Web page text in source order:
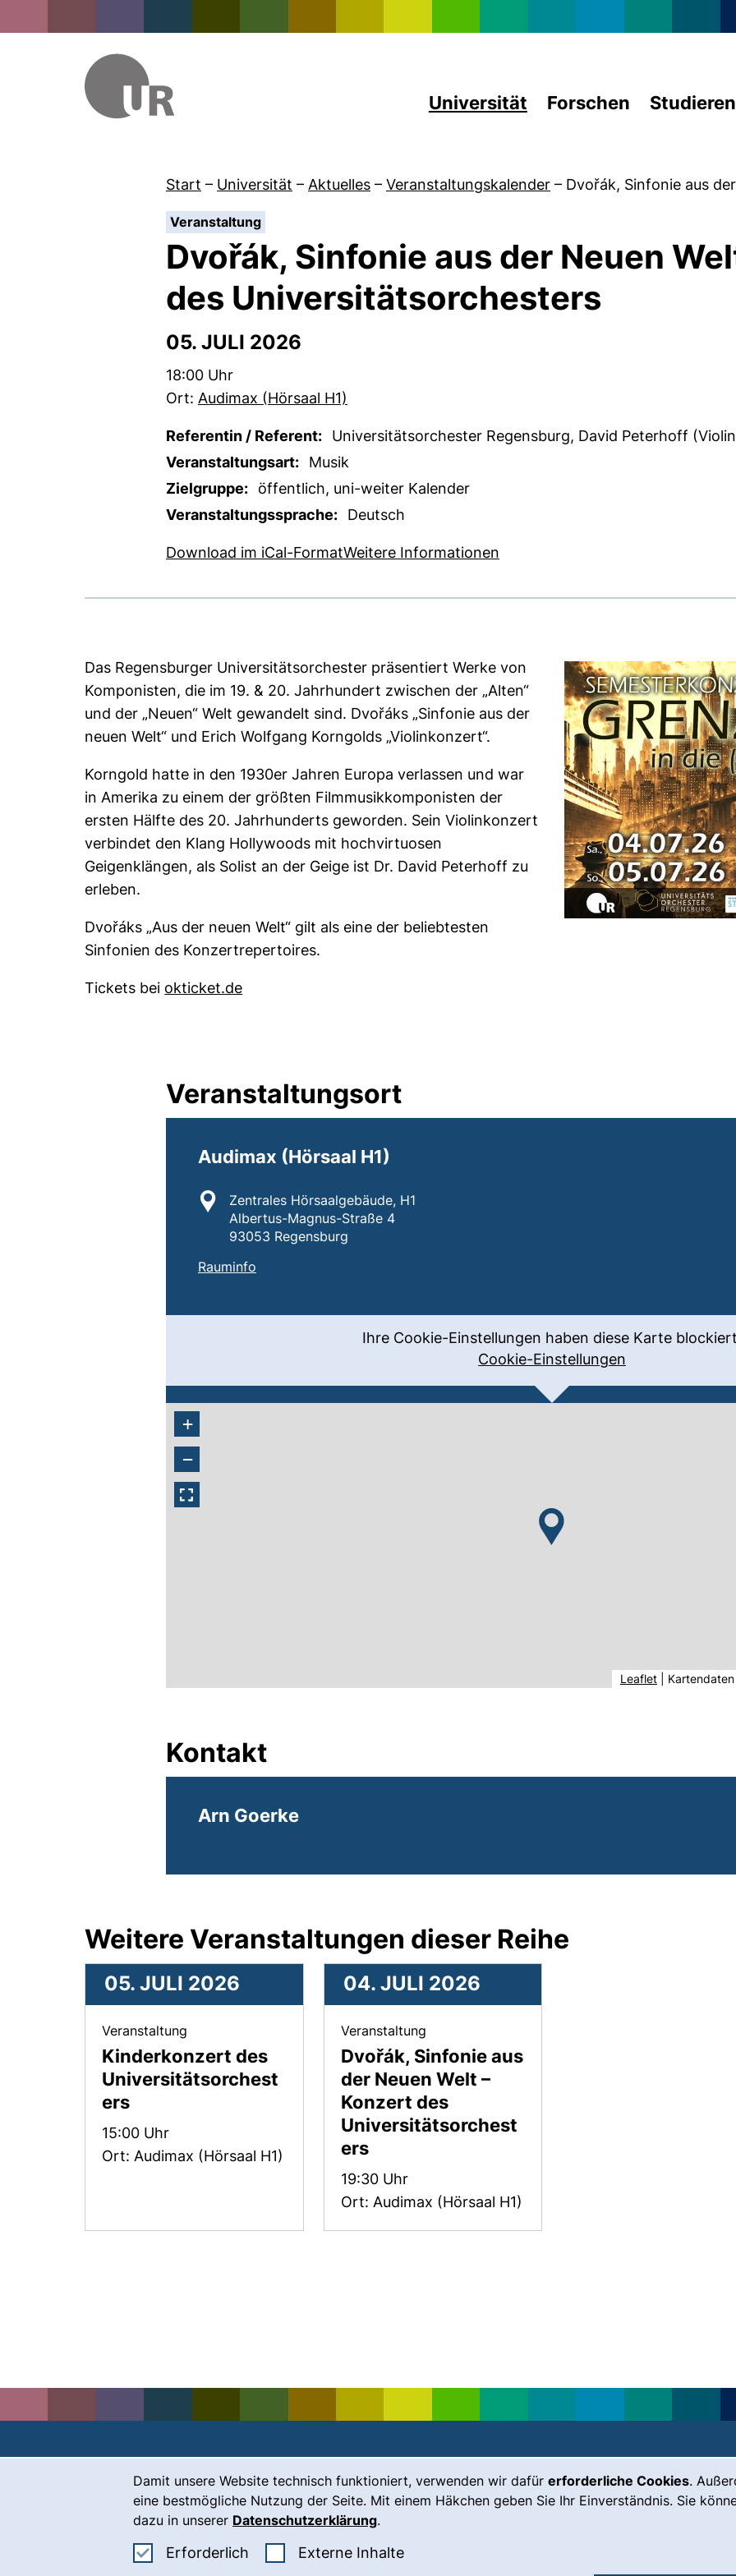
Damit unsere Website technisch funktioniert, verwenden wir dafür erforderliche Cookies.
eine bestmögliche Nutzung der Seite. Mit einem Häkchen geben Sie Ihr Einverständnis. Sie
dazu in unserer Datenschutzerklärung.
Erforderlich Erforderliche Cookies akzeptieren
Externe Inhalte: Externe Inhalte / Cookies akzeptieren
Universität Forschen Studieren
Start – Universität – Aktuelles – Veranstaltungskalender – Dvořák, Sinfonie aus
Veranstaltung:
Dvořák, Sinfonie aus der Neuen
des Universitätsorchesters
05. JULI 2026
Zeit:
18:00 Uhr
Ort: Audimax (Hörsaal H1)
Referentin / Referent:
Universitätsorchester Regensburg, David Peterhoff
Veranstaltungsart:
Musik
Zielgruppe:
öffentlich, uni-weiter Kalender
Veranstaltungssprache:
Deutsch
Download im iCal-Format, 1 KB (öffnet neues Fenster)
Weitere Informationen
Das Regensburger Universitätsorchester präsentiert Werke von
Komponisten, die im 19. & 20. Jahrhundert zwischen der „Alten“
und der „Neuen“ Welt gewandelt sind. Dvořáks „Sinfonie aus der
neuen Welt“ und Erich Wolfgang Korngolds „Violinkonzert“.
Korngold hatte in den 1930er Jahren Europa verlassen und war
in Amerika zu einem der größten Filmmusikkomponisten der
ersten Hälfte des 20. Jahrhunderts geworden. Sein Violinkonzert
verbindet den Klang Hollywoods mit hochvirtuosen
Geigenklängen, als Solist an der Geige ist Dr. David Peterhoff zu
erleben.
Dvořáks „Aus der neuen Welt“ gilt als eine der beliebtesten
Sinfonien des Konzertrepertoires.
Tickets bei okticket.de(externer Link, öffnet neues Fenster)
Veranstaltungsort
Audimax (Hörsaal H1)
Standort:
Zentrales Hörsaalgebäude, H1
Albertus-Magnus-Straße 4
93053 Regensburg
Rauminfo
Ihre Cookie-Einstellungen haben diese Karte
Cookie-Einstellungen
+
−
Leaflet(externer
Kontakt
Arn Goerke
Weitere Veranstaltungen dieser Reihe
Kinderkonzert des
Universitätsorchest
ers
Veranstaltung
Zeit:
15:00 Uhr
Ort: Audimax (Hörsaal H1)
05. JULI 2026
Dvořák, Sinfonie aus
der Neuen Welt –
Konzert des
Universitätsorchest
ers
Veranstaltung, 04. Juli 2026 .
Zeit:
19:30 Uhr
Ort: Audimax (Hörsaal H1)
04. JULI 2026
Kontakt
Karriere
Presse
Leichte Sprache
Gebärdensprache
Impressum